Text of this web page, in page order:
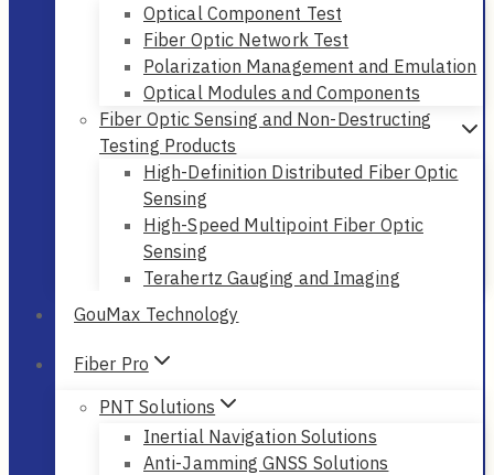
Optical Component Test
Fiber Optic Network Test
Polarization Management and Emulation
Optical Modules and Components
Fiber Optic Sensing and Non-Destructing
Testing Products
High-Definition Distributed Fiber Optic
Sensing
High-Speed Multipoint Fiber Optic
Sensing
Terahertz Gauging and Imaging
GouMax Technology
Fiber Pro
PNT Solutions
Inertial Navigation Solutions
Anti-Jamming GNSS Solutions